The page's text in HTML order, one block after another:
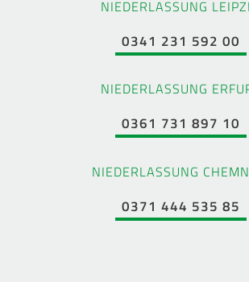
NIEDERLASSUNG
0341 231 592 00
NIEDERLASSUNG
0361 731 897 10
NIEDERLASSUNG
0371 444 535 85